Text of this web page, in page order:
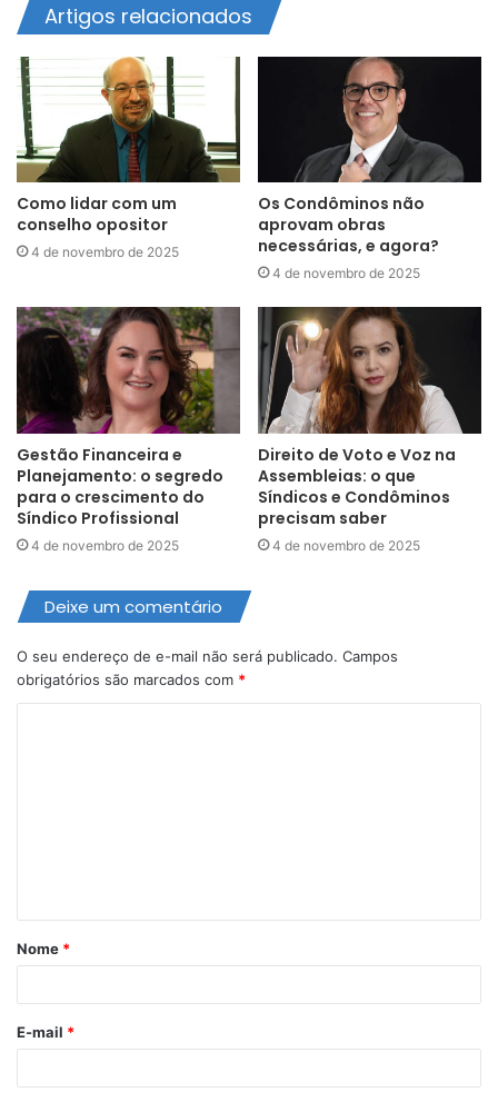
Artigos relacionados
Como lidar com um
conselho opositor
4 de novembro de 2025
Os Condôminos não
aprovam obras
necessárias, e agora?
4 de novembro de 2025
Gestão Financeira e
Planejamento: o segredo
para o crescimento do
Síndico Profissional
4 de novembro de 2025
Direito de Voto e Voz na
Assembleias: o que
Síndicos e Condôminos
precisam saber
4 de novembro de 2025
Deixe um comentário
O seu endereço de e-mail não será publicado. Campos
obrigatórios são marcados com *
á
r
*
Nome *
E-mail *